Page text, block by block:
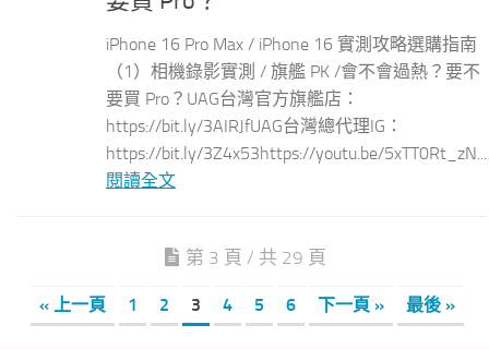
iPhone 16 Pro Max / iPhone 16 實測攻略選購指南
（1）相機錄影實測 / 旗艦 PK /會不會過熱？要不
要買 Pro？UAG台灣官方旗艦店：
https://bit.ly/3AIRJfUAG台灣總代理IG：
https://bit.ly/3Z4x53https://youtu.be/5xTT0Rt_zN...
閱讀全文
第 3 頁 / 共 29 頁
« 上一頁 1 2 3 4 5 6 下一頁 » 最後 »